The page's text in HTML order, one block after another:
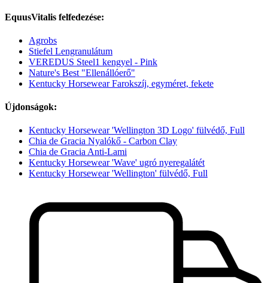
EquusVitalis felfedezése:
Agrobs
Stiefel Lengranulátum
VEREDUS Steel1 kengyel - Pink
Nature's Best "Ellenállóerő"
Kentucky Horsewear Farokszíj, egyméret, fekete
Újdonságok:
Kentucky Horsewear 'Wellington 3D Logo' fülvédő, Full
Chia de Gracia Nyalókő - Carbon Clay
Chia de Gracia Anti-Lami
Kentucky Horsewear 'Wave' ugró nyeregalátét
Kentucky Horsewear 'Wellington' fülvédő, Full